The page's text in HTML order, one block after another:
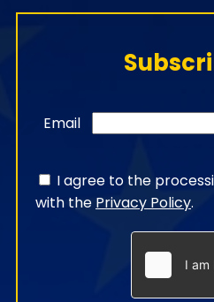
Email
I agree to the
with the Privacy Policy.